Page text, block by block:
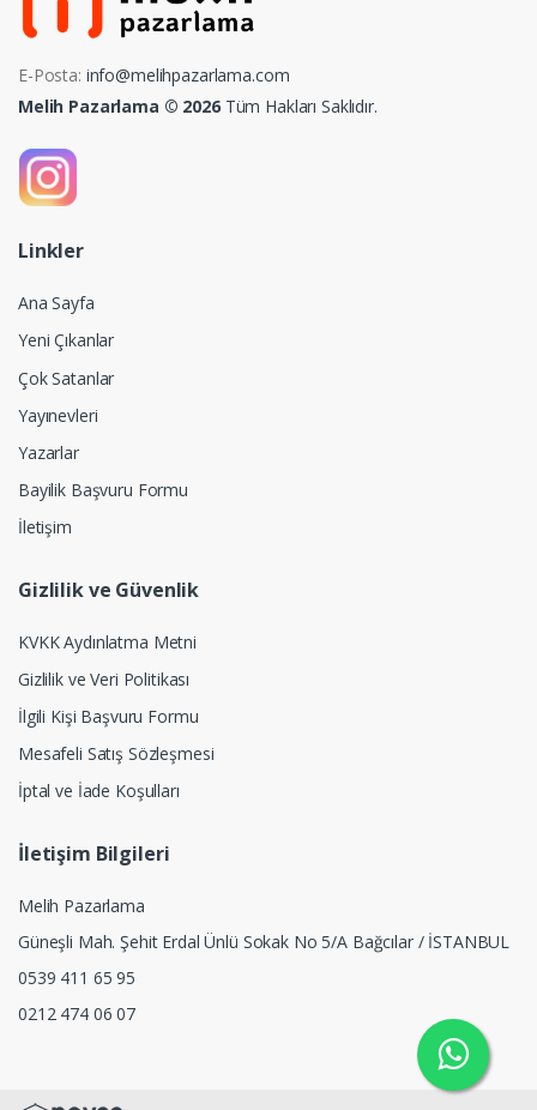
E-Posta: info@melihpazarlama.com
Melih Pazarlama © 2026Tüm Hakları Saklıdır.
Linkler
Ana Sayfa
Yeni Çıkanlar
Çok Satanlar
Yayınevleri
Yazarlar
Bayilik Başvuru Formu
İletişim
Gizlilik ve Güvenlik
KVKK Aydınlatma Metni
Gizlilik ve Veri Politikası
İlgili Kişi Başvuru Formu
Mesafeli Satış Sözleşmesi
İptal ve İade Koşulları
İletişim Bilgileri
Melih Pazarlama
Güneşli Mah. Şehit Erdal Ünlü Sokak No 5/A Bağcılar / İSTANBUL
0539 411 65 95
0212 474 06 07